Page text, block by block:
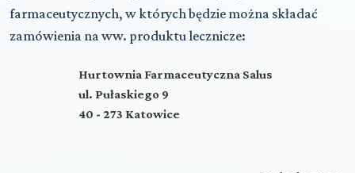
farmaceutycznych, w których będzie można składać
zamówienia na ww. produktu lecznicze:
Hurtownia Farmaceutyczna Salus
ul. Pułaskiego 9
40 - 273 Katowice